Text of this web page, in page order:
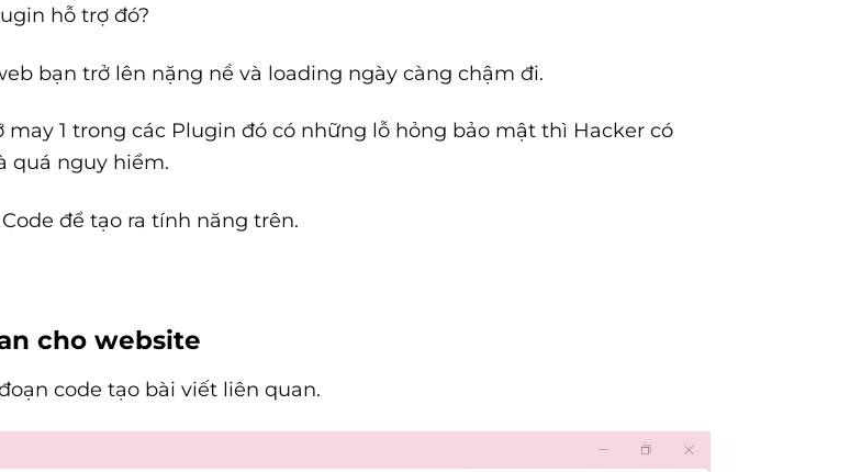
hỗ trợ đó?
bạn trở lên nặng nề và loading ngày càng chậm đi.
1 trong các Plugin đó có những lỗ hỏng bảo mật thì Hacker có
quá nguy hiểm.
để tạo ra tính năng trên.
cho website
code tạo bài viết liên quan.